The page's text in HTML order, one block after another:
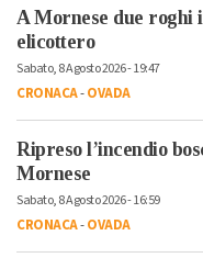
A Mornese due roghi
elicottero
Sabato, 8 Agosto 2026 - 19:47
CRONACA-OVADA
Ripreso l’incendio
Mornese
Sabato, 8 Agosto 2026 - 16:59
CRONACA-OVADA